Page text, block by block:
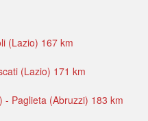
(Lazio) 167 km
(Lazio) 171 km
- Paglieta (Abruzzi) 183 km